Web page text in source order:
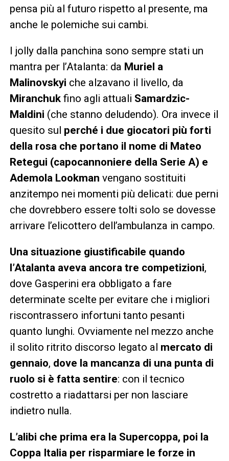
pensa più al futuro rispetto al presente, ma
anche le polemiche sui cambi.
I jolly dalla panchina sono sempre stati un
mantra per l’Atalanta: da Muriel a
Malinovskyi che alzavano il livello, da
Miranchuk fino agli attuali Samardzic-
Maldini (che stanno deludendo). Ora invece il
quesito sul perché i due giocatori più forti
della rosa che portano il nome di Mateo
Retegui (capocannoniere della Serie A) e
Ademola Lookman vengano sostituiti
anzitempo nei momenti più delicati: due perni
che dovrebbero essere tolti solo se dovesse
arrivare l’elicottero dell’ambulanza in campo.
Una situazione giustificabile quando
l’Atalanta aveva ancora tre competizioni,
dove Gasperini era obbligato a fare
determinate scelte per evitare che i migliori
riscontrassero infortuni tanto pesanti
quanto lunghi. Ovviamente nel mezzo anche
il solito ritrito discorso legato al mercato di
gennaio, dove la mancanza di una punta di
ruolo si è fatta sentire: con il tecnico
costretto a riadattarsi per non lasciare
indietro nulla.
L’alibi che prima era la Supercoppa, poi la
Coppa Italia per risparmiare le forze in